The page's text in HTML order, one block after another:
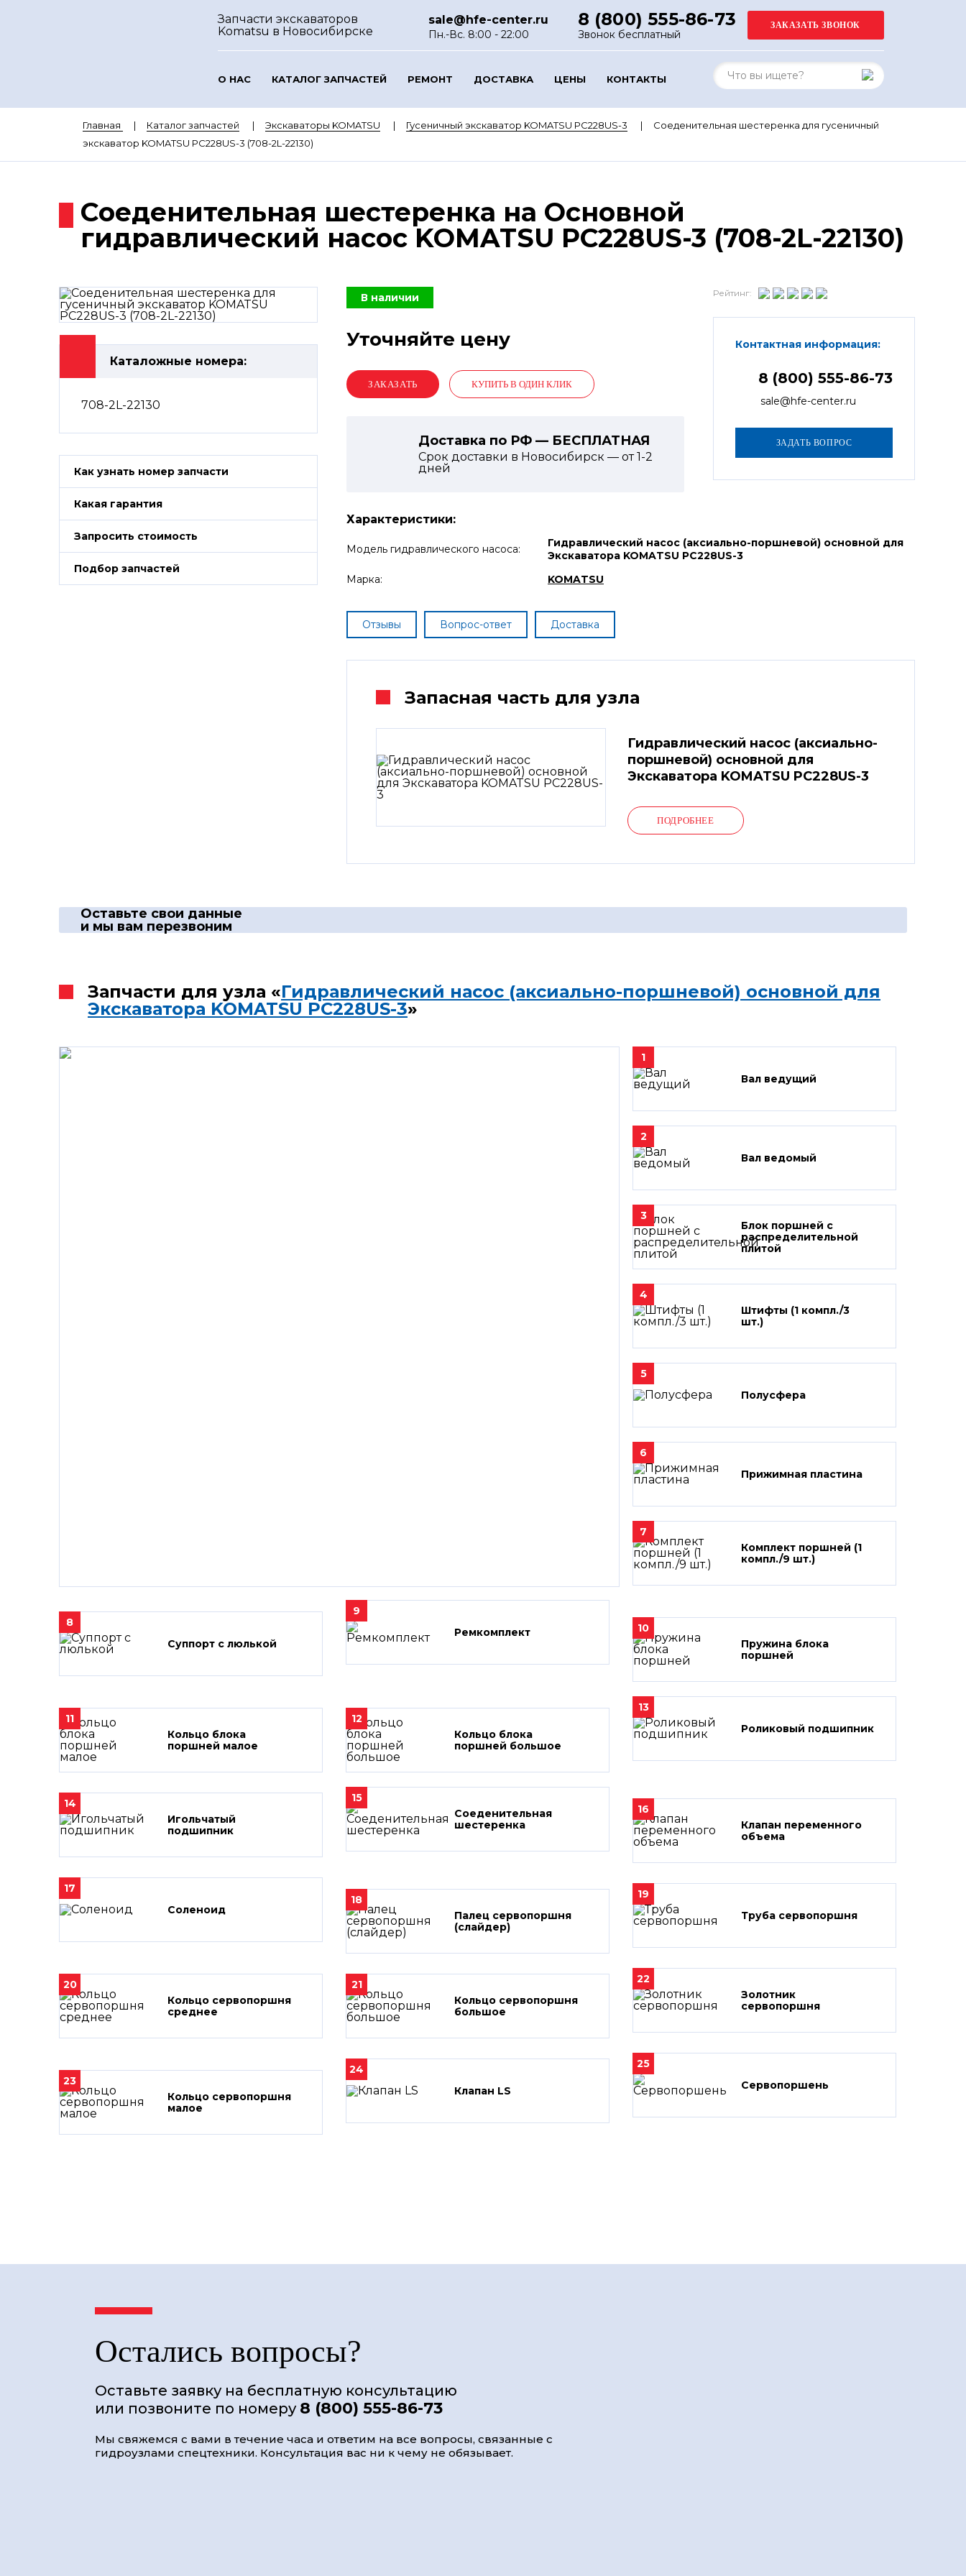
Запчасти экскаваторов
Komatsu в Новосибирске
sale@hfe-center.ru
Пн.-Вс. 8:00 - 22:00
8 (800) 555-86-73
Звонок бесплатный
О НАС КАТАЛОГ ЗАПЧАСТЕЙ РЕМОНТ ДОСТАВКА ЦЕНЫ КОНТАКТЫ
Главная Каталог запчастей Экскаваторы KOMATSU Гусеничный экскаватор KOMATSU PC228US-3
Соеденительная шестеренка для гусеничный
экскаватор KOMATSU PC228US-3 (708-2L-22130)
Соеденительная шестеренка на Основной
гидравлический насос KOMATSU PC228US-3 (708-2L-22130)
Каталожные номера:
708-2L-22130
Как узнать номер запчасти
Какая гарантия
Запросить стоимость
Подбор запчастей
В наличии
Уточняйте цену
КУПИТЬ В ОДИН КЛИК
Доставка по РФ — БЕСПЛАТНАЯ
Срок доставки в Новосибирск — от1-2
дней
Рейтинг:
Контактная информация:
8 (800) 555-86-73
sale@hfe-center.ru
Характеристики:
Модель гидравлического насоса:
Гидравлический насос (аксиально-поршневой) основной для
Экскаватора KOMATSU PC228US-3
Марка:
KOMATSU
Отзывы Вопрос-ответ Доставка
Запасная часть для узла
Гидравлический насос (аксиально-
поршневой) основной для
Экскаватора KOMATSU PC228US-3
ПОДРОБНЕЕ
Оставьте свои данные
и мы вам перезвоним
Запчасти для узла «Гидравлический насос (аксиально-поршневой) основной для
Экскаватора KOMATSU PC228US-3»
1
Вал ведущий
2
Вал ведомый
3
Блок поршней c
распределительной
плитой
4
Штифты (1 компл./3
шт.)
5
Полусфера
6
Прижимная пластина
7
Комплект поршней (1
компл./9 шт.)
8
Суппорт с люлькой
9
Ремкомплект
10
Пружина блока
поршней
11
Кольцо блока
поршней малое
12
Кольцо блока
поршней большое
13
Роликовый подшипник
14
Игольчатый
подшипник
15
Соеденительная
шестеренка
16
Клапан переменного
объема
17
Соленоид
18
Палец сервопоршня
(слайдер)
19
Труба сервопоршня
20
Кольцо сервопоршня
среднее
21
Кольцо сервопоршня
большое
22
Золотник
сервопоршня
23
Кольцо сервопоршня
малое
24
Клапан LS
25
Сервопоршень
Остались вопросы?
Оставьте заявку на бесплатную консультацию
или позвоните по номеру 8 (800) 555-86-73
Мы свяжемся с вами в течение часа и ответим на все вопросы, связанные с
гидроузлами спецтехники. Консультация вас ни к чему не обязывает.